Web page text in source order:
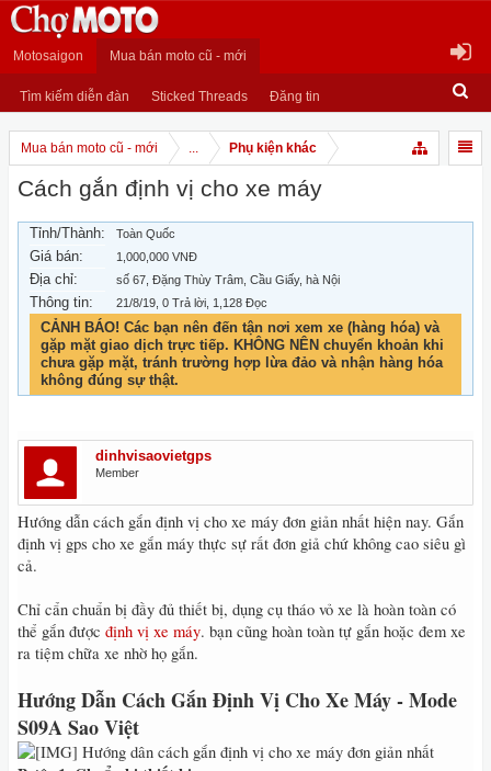
Motosaigon Mua bán moto cũ - mới
Tìm kiếm diễn đàn Sticked Threads Đăng tin
Mua bán moto cũ - mới ... Phụ kiện khác
Cách gắn định vị cho xe máy
Tỉnh/Thành: Toàn Quốc
Giá bán: 1,000,000 VNĐ
Địa chỉ: số 67, Đặng Thùy Trâm, Cầu Giấy, hà Nội
Thông tin: 21/8/19 , 0 Trả lời, 1,128 Đọc
CẢNH BÁO! Các bạn nên đến tận nơi xem xe (hàng hóa) và
gặp mặt giao dịch trực tiếp. KHÔNG NÊN chuyển khoản khi
chưa gặp mặt, tránh trường hợp lừa đảo và nhận hàng hóa
không đúng sự thật.
dinhvisaovietgps
Member
Hướng dẫn cách gắn định vị cho xe máy đơn giản nhất hiện nay. Gắn
định vị gps cho xe gắn máy thực sự rất đơn giả chứ không cao siêu gì
cả.
Chỉ cẩn chuẩn bị đầy đủ thiết bị, dụng cụ tháo vỏ xe là hoàn toàn có
thể gắn được định vị xe máy. bạn cũng hoàn toàn tự gắn hoặc đem xe
ra tiệm chữa xe nhờ họ gắn.
Hướng Dẫn Cách Gắn Định Vị Cho Xe Máy - Mode
S09A Sao Việt
Hướng dân cách gắn định vị cho xe máy đơn giản nhất